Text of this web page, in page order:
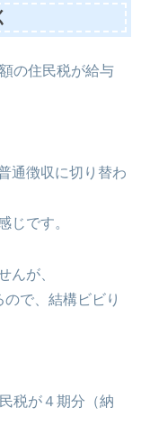
の住民税が給与
通徴収に切り替わ
じです。
んが、
で、結構ビビり
税が４期分（納